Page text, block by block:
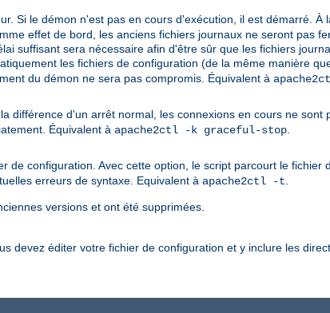
Si le démon n'est pas en cours d'exécution, il est démarré.
effet de bord, les anciens fichiers journaux ne seront pas
suffisant sera nécessaire afin d'être sûr que les fichiers
les fichiers de configuration (de la même manière
du démon ne sera pas compromis. Équivalent à
différence d'un arrêt normal, les connexions en cours ne
Équivalent à apache2ctl -k graceful-stop
de configuration. Avec cette option, le script parcourt le fichier
erreurs de syntaxe. Equivalent à apache2ctl -t
versions et ont été supprimées.
devez éditer votre fichier de configuration et y inclure les